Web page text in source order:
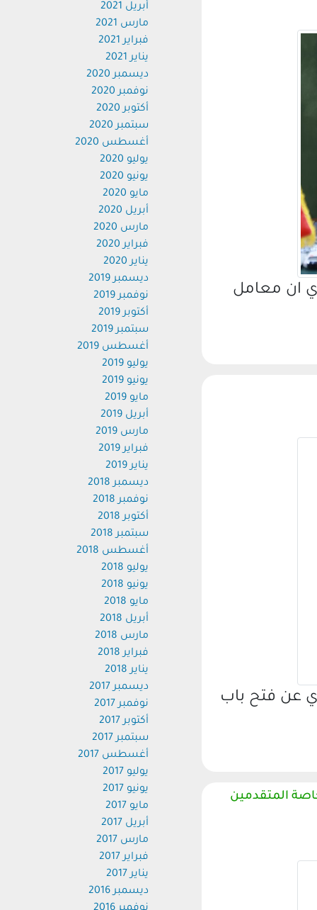
ان معامل
عن فتح باب
المتقدمين
أبريل 2021
مارس 2021
فبراير 2021
يناير 2021
ديسمبر 2020
نوفمبر 2020
أكتوبر 2020
سبتمبر 2020
أغسطس 2020
يوليو 2020
يونيو 2020
مايو 2020
أبريل 2020
مارس 2020
فبراير 2020
يناير 2020
ديسمبر 2019
نوفمبر 2019
أكتوبر 2019
سبتمبر 2019
أغسطس 2019
يوليو 2019
يونيو 2019
مايو 2019
أبريل 2019
مارس 2019
فبراير 2019
يناير 2019
ديسمبر 2018
نوفمبر 2018
أكتوبر 2018
سبتمبر 2018
أغسطس 2018
يوليو 2018
يونيو 2018
مايو 2018
أبريل 2018
مارس 2018
فبراير 2018
يناير 2018
ديسمبر 2017
نوفمبر 2017
أكتوبر 2017
سبتمبر 2017
أغسطس 2017
يوليو 2017
يونيو 2017
مايو 2017
أبريل 2017
مارس 2017
فبراير 2017
يناير 2017
ديسمبر 2016